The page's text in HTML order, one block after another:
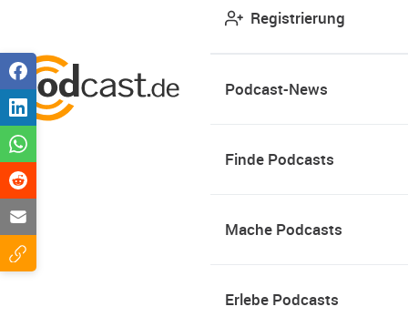
Registrierung
Podcast-News
Finde Podcasts
Mache Podcasts
Erlebe Podcasts